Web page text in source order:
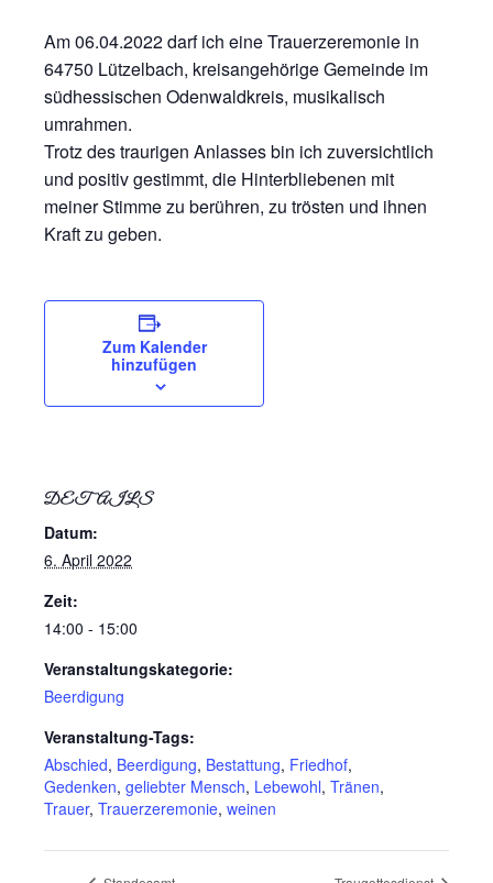
Am 06.04.2022 darf ich eine Trauerzeremonie in
64750 Lützelbach, kreisangehörige Gemeinde im
südhessischen Odenwaldkreis, musikalisch
umrahmen.
Trotz des traurigen Anlasses bin ich zuversichtlich
und positiv gestimmt, die Hinterbliebenen mit
meiner Stimme zu berühren, zu trösten und ihnen
Kraft zu geben.
Zum Kalender
hinzufügen
DETAILS
Datum:
6. April 2022
Zeit:
14:00 - 15:00
Veranstaltungskategorie:
Beerdigung
Veranstaltung-Tags:
Abschied, Beerdigung, Bestattung, Friedhof,
Gedenken, geliebter Mensch, Lebewohl, Tränen,
Trauer, Trauerzeremonie, weinen